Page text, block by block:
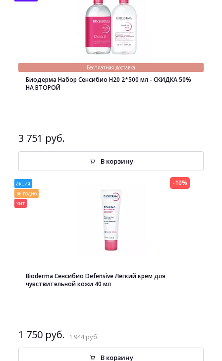
Бесплатная доставка
Биодерма Набор Сенсибио H20 2*500 мл - СКИДКА 50%
НА ВТОРОЙ
3 751 руб.
В корзину
акция
выгодно
хит
Bioderma Сенсибио Defensive Лёгкий крем для
чувствительной кожи 40 мл
1 750 руб. 1 944 руб.
-10%
В корзину